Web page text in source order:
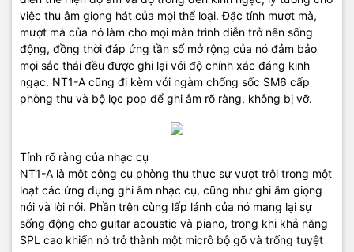
việc thu âm giọng hát của mọi thể loại. Đặc tính mượt mà,
mượt mà của nó làm cho mọi màn trình diễn trở nên sống
động, đồng thời đáp ứng tần số mở rộng của nó đảm bảo
mọi sắc thái đều được ghi lại với độ chính xác đáng kinh
ngạc. NT1-A cũng đi kèm với ngàm chống sốc SM6 cấp
phòng thu và bộ lọc pop để ghi âm rõ ràng, không bị vỡ.
Tính rõ ràng của nhạc cụ
NT1-A là một công cụ phòng thu thực sự vượt trội trong một
loạt các ứng dụng ghi âm nhạc cụ, cũng như ghi âm giọng
nói và lời nói. Phần trên cùng lấp lánh của nó mang lại sự
sống động cho guitar acoustic và piano, trong khi khả năng
SPL cao khiến nó trở thành một micrô bộ gõ và trống tuyệt